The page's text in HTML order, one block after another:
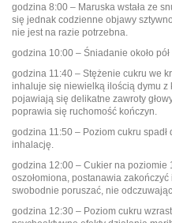
godzina 8:00 – Maruska wstała ze
się jednak codzienne objawy
nie jest na razie potrzebna.
godzina 10:00 – Śniadanie około
godzina 11:40 – Stężenie cukru we
inhaluje się niewielką ilością dymu z
pojawiają się delikatne zawroty
poprawia się ruchomość kończyn.
godzina 11:50 – Poziom cukru
inhalację.
godzina 12:00 – Cukier na poziomie
oszołomiona, postanawia
swobodnie poruszać, nie
godzina 12:30 – Poziom cukru